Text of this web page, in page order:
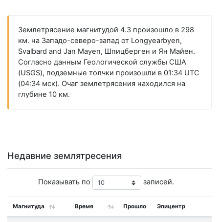
Землетрясение магнитудой 4.3 произошло в 298
км. на Западо-северо-запад от Longyearbyen,
Svalbard and Jan Mayen, Шпицберген и Ян Майен.
Согласно данным Геологической службы США
(USGS), подземные толчки произошли в 01:34 UTC
(04:34 мск). Очаг землетрясения находился на
глубине 10 км.
Недавние землятресения
Показывать по записей.
Магнитуда Время Прошло Эпицентр